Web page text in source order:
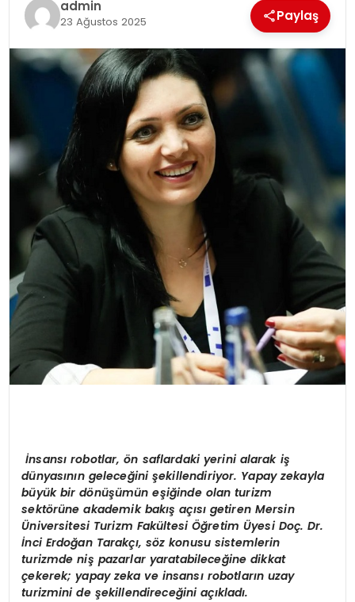
admin
23 Ağustos 2025 Paylaş
İnsansı robotlar, ön saflardaki yerini alarak iş
dünyasının geleceğini şekillendiriyor. Yapay zekayla
büyük bir dönüşümün eşiğinde olan turizm
sektörüne akademik bakış açısı getiren Mersin
Üniversitesi Turizm Fakültesi Öğretim Üyesi Doç. Dr.
İnci Erdoğan Tarakçı, söz konusu sistemlerin
turizmde niş pazarlar yaratabileceğine dikkat
çekerek; yapay zeka ve insansı robotların uzay
turizmini de şekillendireceğini açıkladı.